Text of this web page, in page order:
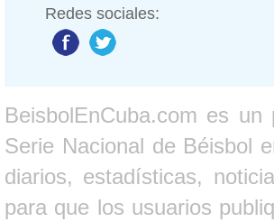
Redes sociales:
BeisbolEnCuba.com es
Serie Nacional de Béisbol
diarios, estadísticas,
para que los usuarios